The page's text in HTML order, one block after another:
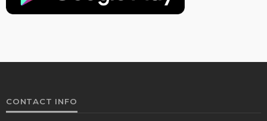
CONTACT INFO